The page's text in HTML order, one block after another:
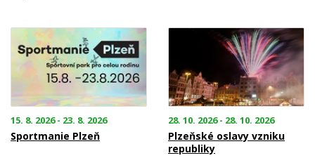
15. 8. 2026 - 23. 8. 2026
Sportmanie Plzeň
28. 10. 2026 - 28. 10. 2026
Plzeňské oslavy vzniku
republiky